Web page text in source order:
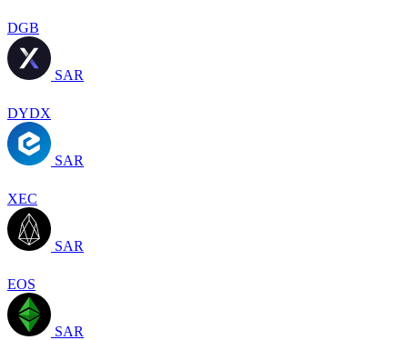
DGB
SAR
DYDX
SAR
XEC
SAR
EOS
SAR